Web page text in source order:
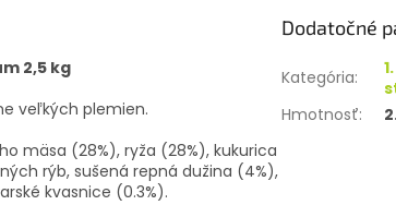
2,5 kg
veľkých plemien.
mäsa (28%), ryža (28%), kukurica
rýb, sušená repná dužina (4%),
kvasnice (0.3%).
Dodatočné
Kategória:
Hmotnosť: